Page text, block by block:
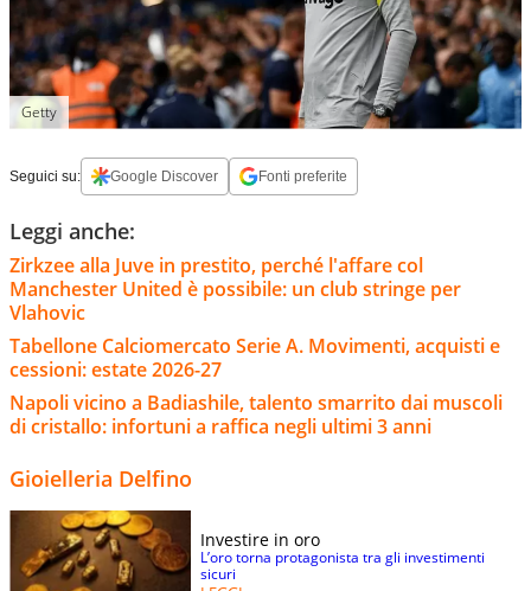
Getty
Seguici su: Google Discover Fonti preferite
Leggi anche:
Zirkzee alla Juve in prestito, perché l'affare col
Manchester United è possibile: un club stringe per
Vlahovic
Tabellone Calciomercato Serie A. Movimenti, acquisti e
cessioni: estate 2026-27
Napoli vicino a Badiashile, talento smarrito dai muscoli
di cristallo: infortuni a raffica negli ultimi 3 anni
Gioielleria Delfino
Investire in oro
L’oro torna protagonista tra gli investimenti
sicuri